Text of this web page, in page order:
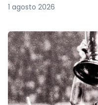
1 agosto 2026